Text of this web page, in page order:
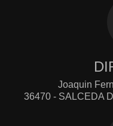
Joaquin
36470 - SALCEDA